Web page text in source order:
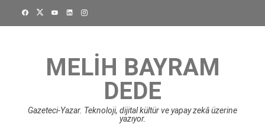
MELIH BAYRAM
DEDE
Gazeteci-Yazar. Teknoloji, dijital kültür ve yapay zekâ üzerine
yazıyor.